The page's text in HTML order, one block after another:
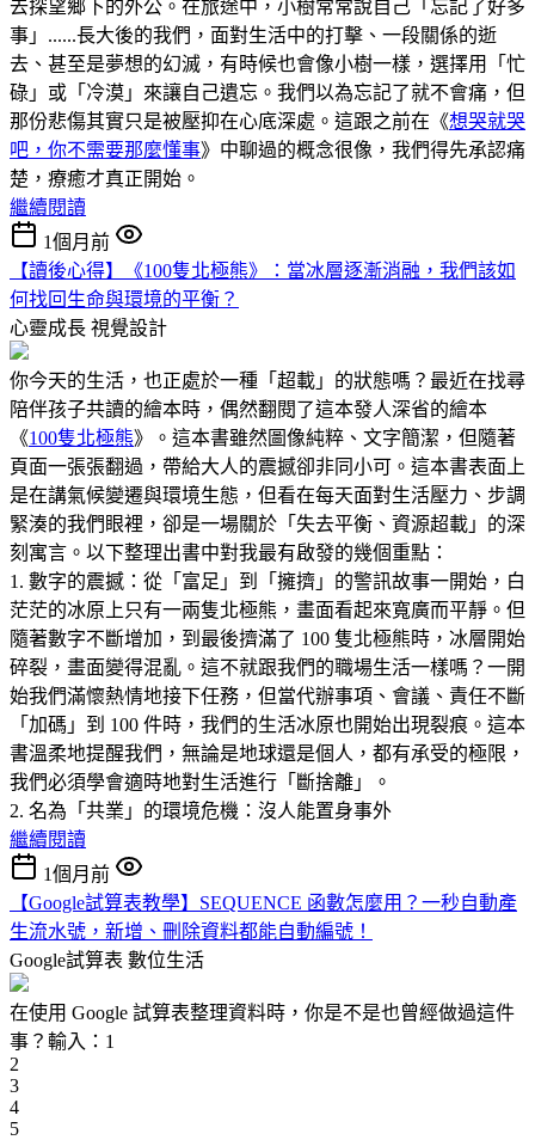
去探望鄉下的外公。在旅途中，小樹常常說自己「忘記了好多
事」......長大後的我們，面對生活中的打擊、一段關係的逝
去、甚至是夢想的幻滅，有時候也會像小樹一樣，選擇用「忙
碌」或「冷漠」來讓自己遺忘。我們以為忘記了就不會痛，但
那份悲傷其實只是被壓抑在心底深處。這跟之前在《想哭就哭
吧，你不需要那麼懂事》中聊過的概念很像，我們得先承認痛
楚，療癒才真正開始。
繼續閱讀
1個月前
【讀後心得】《100隻北極熊》：當冰層逐漸消融，我們該如
何找回生命與環境的平衡？
心靈成長 視覺設計
你今天的生活，也正處於一種「超載」的狀態嗎？最近在找尋
陪伴孩子共讀的繪本時，偶然翻閱了這本發人深省的繪本
《100隻北極熊》。這本書雖然圖像純粹、文字簡潔，但隨著
頁面一張張翻過，帶給大人的震撼卻非同小可。這本書表面上
是在講氣候變遷與環境生態，但看在每天面對生活壓力、步調
緊湊的我們眼裡，卻是一場關於「失去平衡、資源超載」的深
刻寓言。以下整理出書中對我最有啟發的幾個重點：
1. 數字的震撼：從「富足」到「擁擠」的警訊故事一開始，白
茫茫的冰原上只有一兩隻北極熊，畫面看起來寬廣而平靜。但
隨著數字不斷增加，到最後擠滿了 100 隻北極熊時，冰層開始
碎裂，畫面變得混亂。這不就跟我們的職場生活一樣嗎？一開
始我們滿懷熱情地接下任務，但當代辦事項、會議、責任不斷
「加碼」到 100 件時，我們的生活冰原也開始出現裂痕。這本
書溫柔地提醒我們，無論是地球還是個人，都有承受的極限，
我們必須學會適時地對生活進行「斷捨離」。
2. 名為「共業」的環境危機：沒人能置身事外
繼續閱讀
1個月前
【Google試算表教學】SEQUENCE 函數怎麼用？一秒自動產
生流水號，新增、刪除資料都能自動編號！
Google試算表 數位生活
在使用 Google 試算表整理資料時，你是不是也曾經做過這件
事？輸入：1
2
3
4
5